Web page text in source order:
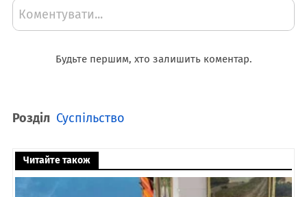
Коментувати...
Будьте першим, хто залишить коментар.
Розділ Суспільство
Читайте також